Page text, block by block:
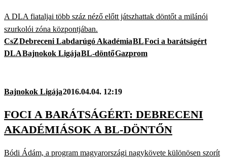
A DLA fiataljai több száz néző előtt játszhattak döntőt a milánói
szurkolói zóna központjában.
CsZDebreceni Labdarúgó AkadémiaBLFoci a barátságért
DLABajnokok LigájaBL-döntőGazprom
Bajnokok Ligája2016.04.04. 12:19
FOCI A BARÁTSÁGÉRT: DEBRECENI
AKADÉMIÁSOK A BL-DÖNTŐN
Bódi Ádám, a program magyarországi nagykövete különösen szorít